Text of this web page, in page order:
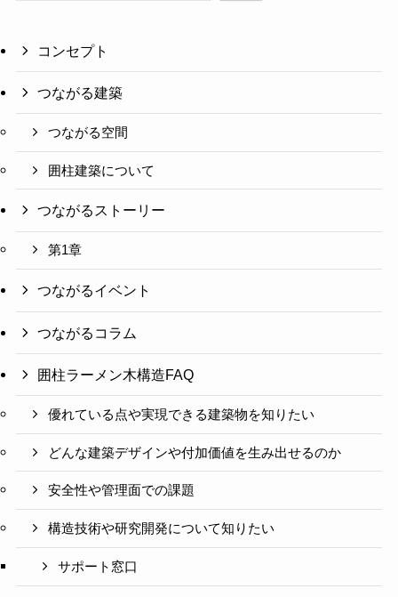
コンセプト
つながる建築
つながる空間
囲柱建築について
つながるストーリー
第1章
つながるイベント
つながるコラム
囲柱ラーメン木構造FAQ
優れている点や実現できる建築物を知りたい
どんな建築デザインや付加価値を生み出せるのか
安全性や管理面での課題
構造技術や研究開発について知りたい
サポート窓口